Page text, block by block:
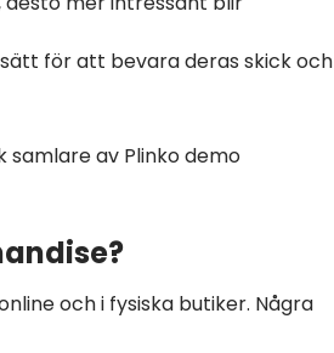
för att bevara deras skick och
samlare av Plinko demo
och i fysiska butiker. Några